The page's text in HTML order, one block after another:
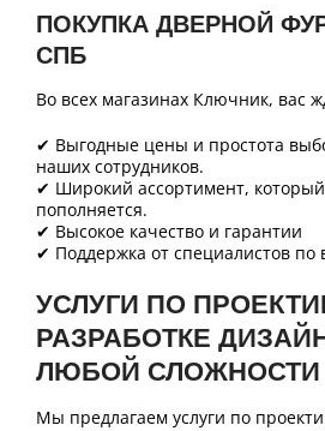
ПОКУПКА ДВЕРНОЙ
СПБ
Во всех магазинах Ключник, вас
✔ Выгодные цены и простота
наших сотрудников.
✔ Широкий ассортимент,
пополняется.
✔ Высокое качество и гарантии
✔ Поддержка от специалистов по
УСЛУГИ ПО
РАЗРАБОТКЕ
ЛЮБОЙ СЛОЖНОСТИ
Мы предлагаем услуги по